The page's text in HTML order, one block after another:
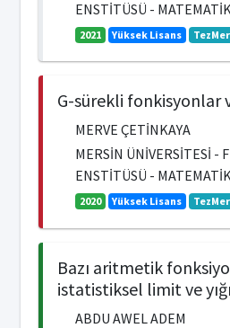
ENSTİTÜSÜ -
2021 Yüksek Lisans
G-sürekli fonkisyonlar
MERVE ÇETİNKAYA
MERSİN ÜNİVERSİTESİ -
ENSTİTÜSÜ -
2020 Yüksek Lisans
Bazı aritmetik
istatistiksel limit ve
ABDU AWEL ADEM